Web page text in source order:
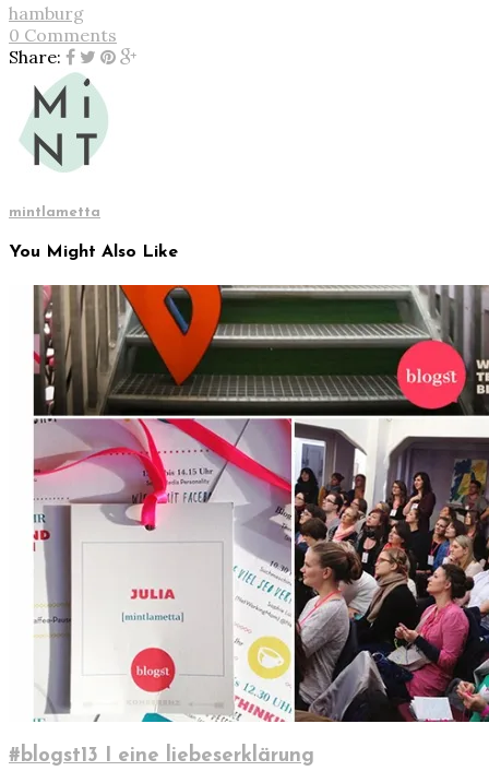
hamburg
0 Comments
Share:
mintlametta
You Might Also Like
#blogst13 I eine liebeserklärung